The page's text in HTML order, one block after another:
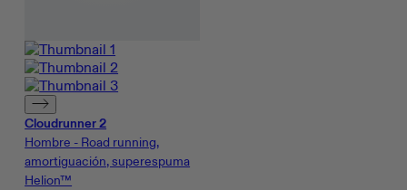
Cloudrunner 2
Hombre - Road running,
amortiguación, superespuma
Helion™